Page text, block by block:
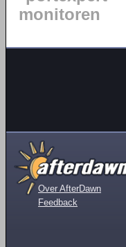
monitoren
Over AfterDawn
Feedback